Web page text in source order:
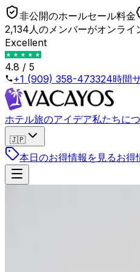
非公開のホールセール料金
2,134人のメンバーがオンライ
Excellent
4.8 / 5
+1 (909) 358-473324時間
ホテル旅のアイデア私たちに
🇯🇵
本日のお得情報を見るお得